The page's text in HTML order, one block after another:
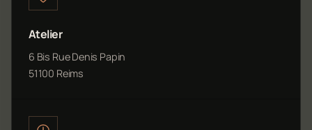
Atelier
6 Bis Rue Denis Papin
51100 Reims